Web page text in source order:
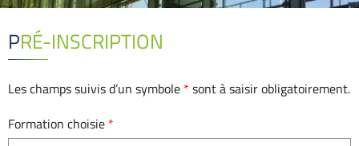
PRÉ-INSCRIPTION
Les champs suivis d’un symbole * sont à saisir obligatoirement.
Formation choisie *